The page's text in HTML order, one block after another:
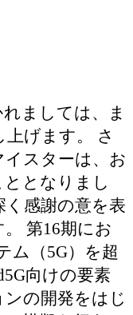
ましては、ま
げます。 さ
スターは、お
ととなりまし
感謝の意を表
第16期にお
ム（5G）を超
向けの要素
の開発をはじ